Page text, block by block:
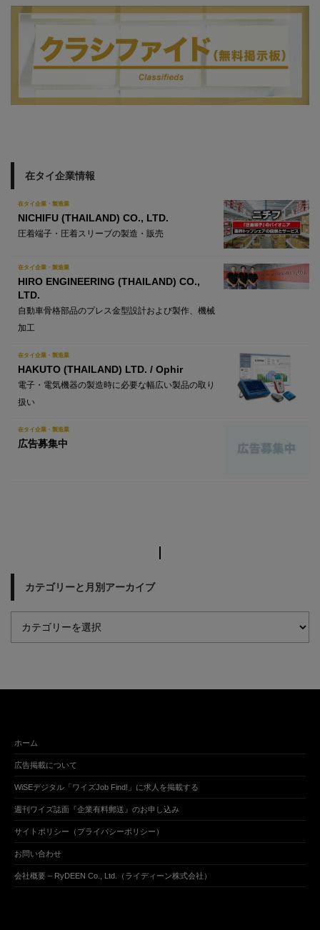
在タイ企業情報
在タイ企業・製造業
NICHIFU (THAILAND) CO., LTD.
圧着端子・圧着スリーブの製造・販売
在タイ企業・製造業
HIRO ENGINEERING (THAILAND) CO.,
LTD.
自動車骨格部品のプレス金型設計および製作、機械
加工
在タイ企業・製造業
HAKUTO (THAILAND) LTD. / Ophir
電子・電気機器の製造時に必要な幅広い製品の取り
扱い
在タイ企業・製造業
広告募集中
カテゴリーと月別アーカイブ
ホーム
広告掲載について
WiSEデジタル「ワイズJob Find!」に求人を掲載する
週刊ワイズ誌面『企業有料郵送』のお申し込み
サイトポリシー（プライバシーポリシー）
お問い合わせ
会社概要 – RyDEEN Co., Ltd.（ライディーン株式会社）